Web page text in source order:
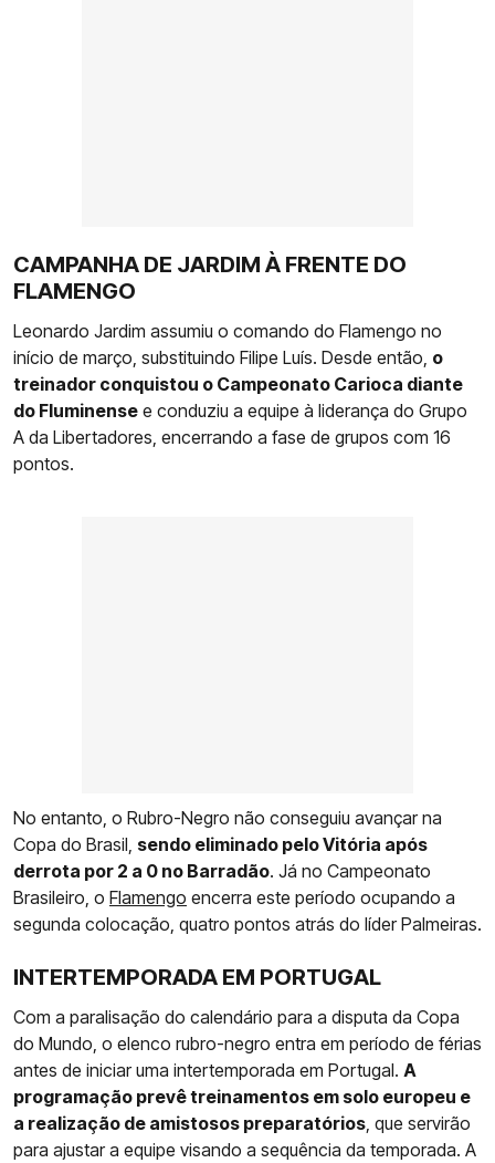
CAMPANHA DE JARDIM À FRENTE DO
FLAMENGO
Leonardo Jardim assumiu o comando do Flamengo no
início de março, substituindo Filipe Luís. Desde então, o
treinador conquistou o Campeonato Carioca diante
do Fluminense e conduziu a equipe à liderança do Grupo
A da Libertadores, encerrando a fase de grupos com 16
pontos.
No entanto, o Rubro-Negro não conseguiu avançar na
Copa do Brasil, sendo eliminado pelo Vitória após
derrota por 2 a 0 no Barradão. Já no Campeonato
Brasileiro, o Flamengo encerra este período ocupando a
segunda colocação, quatro pontos atrás do líder Palmeiras.
INTERTEMPORADA EM PORTUGAL
Com a paralisação do calendário para a disputa da Copa
do Mundo, o elenco rubro-negro entra em período de férias
antes de iniciar uma intertemporada em Portugal. A
programação prevê treinamentos em solo europeu e
a realização de amistosos preparatórios , que servirão
para ajustar a equipe visando a sequência da temporada. A